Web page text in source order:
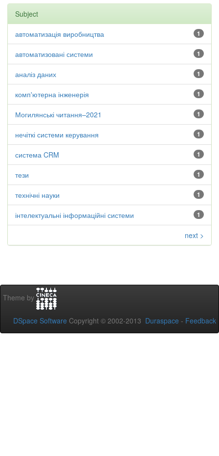
Subject
1
автоматизація виробництва
1
автоматизовані системи
1
аналіз даних
1
комп'ютерна інженерія
1
Могилянські читання–2021
1
нечіткі системи керування
1
система CRM
1
тези
1
технічні науки
1
інтелектуальні інформаційні системи
next >
Theme by
DSpace Software Copyright © 2002-2013 Duraspace - Feedback